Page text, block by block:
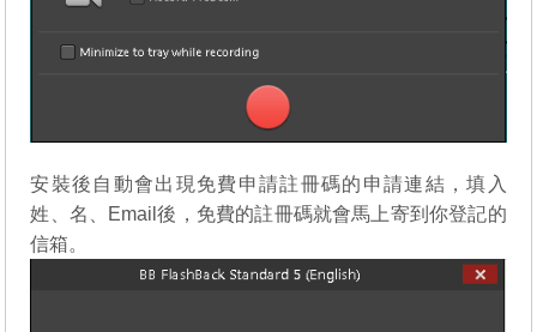
安裝後自動會出現免費申請註冊碼的申請連結，填入
姓、名、Email後，免費的註冊碼就會馬上寄到你登記的
信箱。